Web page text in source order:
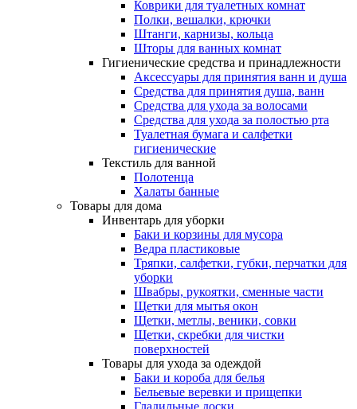
Коврики для туалетных комнат
Полки, вешалки, крючки
Штанги, карнизы, кольца
Шторы для ванных комнат
Гигиенические средства и принадлежности
Аксессуары для принятия ванн и душа
Средства для принятия душа, ванн
Средства для ухода за волосами
Средства для ухода за полостью рта
Туалетная бумага и салфетки
гигиенические
Текстиль для ванной
Полотенца
Халаты банные
Товары для дома
Инвентарь для уборки
Баки и корзины для мусора
Ведра пластиковые
Тряпки, салфетки, губки, перчатки для
уборки
Швабры, рукоятки, сменные части
Щетки для мытья окон
Щетки, метлы, веники, совки
Щетки, скребки для чистки
поверхностей
Товары для ухода за одеждой
Баки и короба для белья
Бельевые веревки и прищепки
Гладильные доски